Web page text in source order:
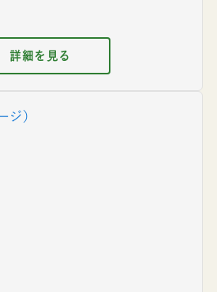
詳細を見る